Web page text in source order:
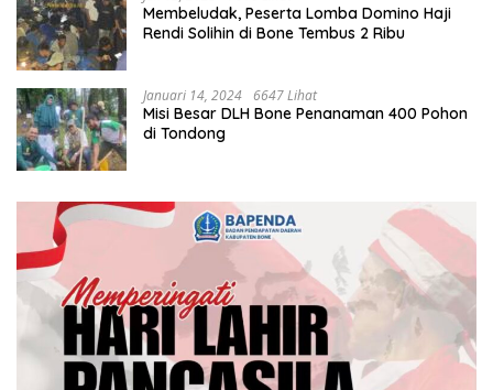
Membeludak, Peserta Lomba Domino Haji
Rendi Solihin di Bone Tembus 2 Ribu
Januari 14, 2024 6647 Lihat
Misi Besar DLH Bone Penanaman 400 Pohon
di Tondong